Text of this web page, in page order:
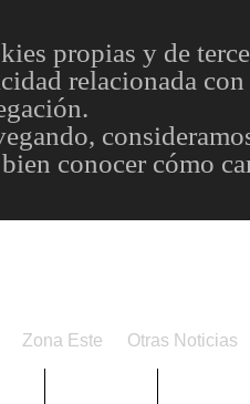
propias y de
relacionada
conocer cómo
Zona Este Otras Noticias